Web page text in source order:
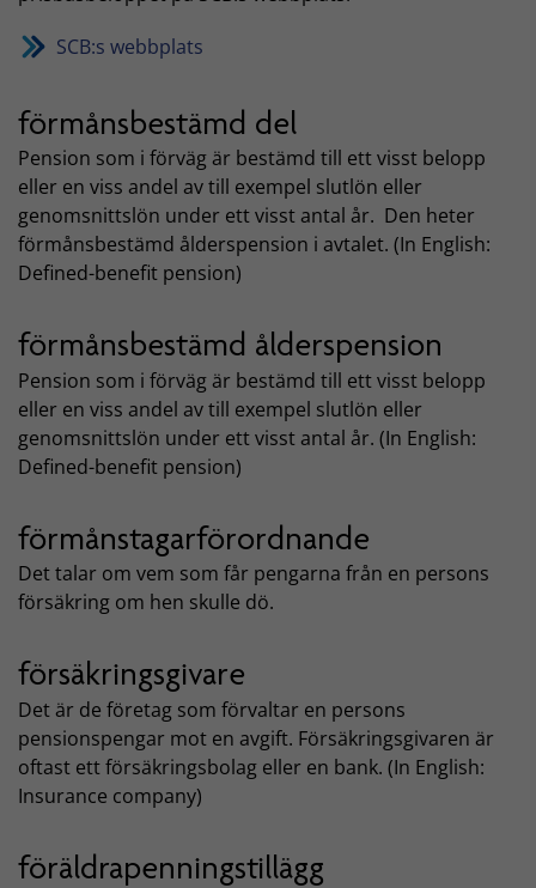
SCB:s webbplats
förmånsbestämd del
Pension som i förväg är bestämd till ett visst belopp
eller en viss andel av till exempel slutlön eller
genomsnittslön under ett visst antal år. Den heter
förmånsbestämd ålderspension i avtalet. (In English:
Defined-benefit pension)
förmånsbestämd ålderspension
Pension som i förväg är bestämd till ett visst belopp
eller en viss andel av till exempel slutlön eller
genomsnittslön under ett visst antal år. (In English:
Defined-benefit pension)
förmånstagarförordnande
Det talar om vem som får pengarna från en persons
försäkring om hen skulle dö.
försäkringsgivare
Det är de företag som förvaltar en persons
pensionspengar mot en avgift. Försäkringsgivaren är
oftast ett försäkringsbolag eller en bank. (In English:
Insurance company)
föräldrapenningstillägg